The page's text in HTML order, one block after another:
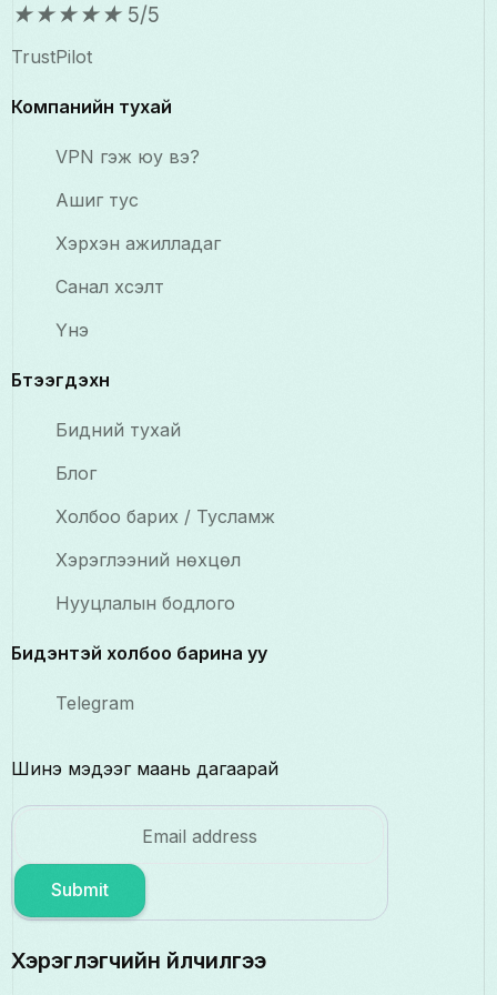
★★★★★ 5/5
TrustPilot
Компанийн тухай
VPN гэж юу вэ?
Ашиг тус
Хэрхэн ажилладаг
Санал хүсэлт
Үнэ
Бүтээгдэхүүн
Бидний тухай
Блог
Холбоо барих / Тусламж
Хэрэглээний нөхцөл
Нууцлалын бодлого
Бидэнтэй холбоо барина уу
Telegram
Шинэ мэдээг маань дагаарай
Submit
Хэрэглэгчийн үйлчилгээ